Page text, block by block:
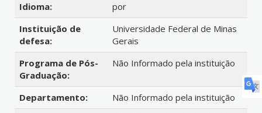
Idioma:
por
Instituição de
defesa:
Universidade Federal de Minas
Gerais
Programa de Pós-
Graduação:
Não Informado pela instituição
Departamento:
Não Informado pela instituição